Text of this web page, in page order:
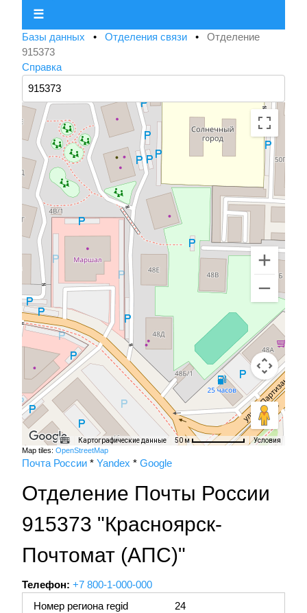
☰
Базы данных • Отделения связи • Отделение
915373
Справка
Картографические данные 50 м Условия
Map tiles: OpenStreetMap
Почта России * Yandex * Google
Отделение Почты России
915373 "Красноярск-
Почтомат (АПС)"
Телефон: +7 800-1-000-000
Номер региона regid
24